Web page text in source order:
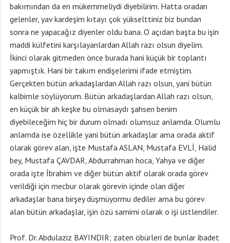
bakımından da en mükemmeliydi diyebilirim. Hatta oradan
gelenler, yav kardeşim kıtayı çok yükselttiniz biz bundan
sonra ne yapacağız diyenler oldu bana. O açıdan başta bu işin
maddi külfetini karşılayanlardan Allah razı olsun diyelim.
İkinci olarak gitmeden önce burada hani küçük bir toplantı
yapmıştık. Hani bir takım endişelerimi ifade etmiştim.
Gerçekten bütün arkadaşlardan Allah razı olsun, yani bütün
kalbimle söylüyorum. Bütün arkadaşlardan Allah razı olsun,
en küçük bir ah keşke bu olmasaydı şahsen benim
diyebileceğim hiç bir durum olmadı olumsuz anlamda. Olumlu
anlamda ise özellikle yani bütün arkadaşlar ama orada aktif
olarak görev alan, işte Mustafa ASLAN, Mustafa EVLİ, Halid
bey, Mustafa ÇAVDAR, Abdurrahman hoca, Yahya ve diğer
orada işte İbrahim ve diğer bütün aktif olarak orada görev
verildiği için mecbur olarak görevin içinde olan diğer
arkadaşlar bana birşey düşmüyormu dediler ama bu görev
alan bütün arkadaşlar, işin özü samimi olarak o işi üstlendiler.
Prof. Dr. Abdulaziz BAYINDIR; zaten öbürleri de bunlar ibadet